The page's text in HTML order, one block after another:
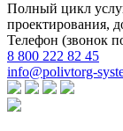
Полный цикл
проектирования,
Телефон (звонок
8 800 222 82 45
info@polivtorg-